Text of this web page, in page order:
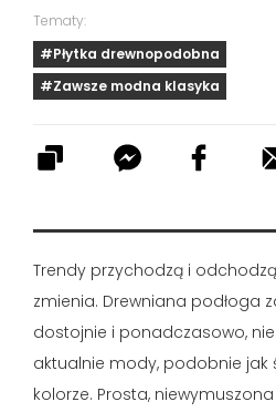
Trendy przychodzą i
zmienia. Drewniana podłoga
dostojnie i ponadczasowo,
aktualnie mody, podobnie jak
kolorze. Prosta,
Tematy:
#Płytka drewnopodobna
#Zawsze modna klasyka